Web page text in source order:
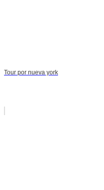
Tour por nueva york